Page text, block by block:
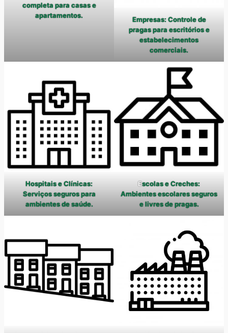
completa para casas e
apartamentos.
Empresas: Controle de
pragas para escritórios e
estabelecimentos
comerciais.
Hospitais e Clínicas:
Serviços seguros para
ambientes de saúde.
Escolas e Creches:
Ambientes escolares seguros
e livres de pragas.